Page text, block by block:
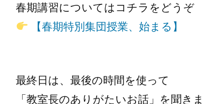
春期講習についてはコチラをどうぞ
【春期特別集団授業、始まる】
最終日は、最後の時間を使って
「教室長のありがたいお話」を聞きま